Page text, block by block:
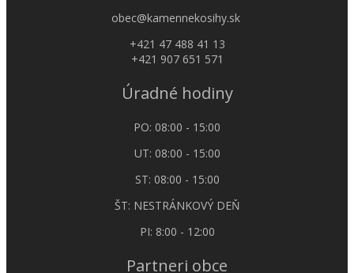
obec@kamennekosihy.sk
+421 47 488 41 13
+421 907 651 571
Úradné hodiny
PO: 08:00 - 15:00
UT: 08:00 - 15:00
ST: 08:00 - 15:00
ŠT: NESTRÁNKOVÝ DEŇ
PI: 8:00 - 12:00
Partneri obce